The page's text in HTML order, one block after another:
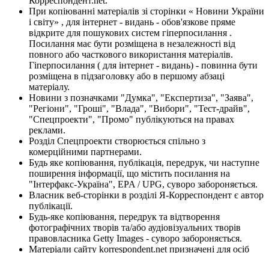
При копіюванні матеріалів зі сторінки « Новини України
і світу» , для інтернет - видань - обов'язкове пряме
відкрите для пошукових систем гіперпосилання .
Посилання має бути розміщена в незалежності від
повного або часткового використання матеріалів.
Гіперпосилання ( для інтернет - видань) - повинна бути
розміщена в підзаголовку або в першому абзаці
матеріалу.
Новини з позначками "Думка", "Експертиза", "Заява",
"Регіони", "Гроші", "Влада", "Вибори", "Тест-драйв",
"Спецпроекти", "Промо" публікуються на правах
реклами.
Розділ Спецпроекти створюється спільно з
комерційними партнерами.
Будь яке копіювання, публікація, передрук, чи наступне
поширення інформації, що містить посилання на
"Інтерфакс-Україна", EPA / UPG, суворо забороняється.
Власник веб-сторінки в розділі Я-Корреспондент є автор
публікації.
Будь-яке копіювання, передрук та відтворення
фотографічних творів та/або аудіовізуальних творів
правовласника Getty Images - суворо забороняється.
Матеріали сайту korrespondent.net призначені для осіб